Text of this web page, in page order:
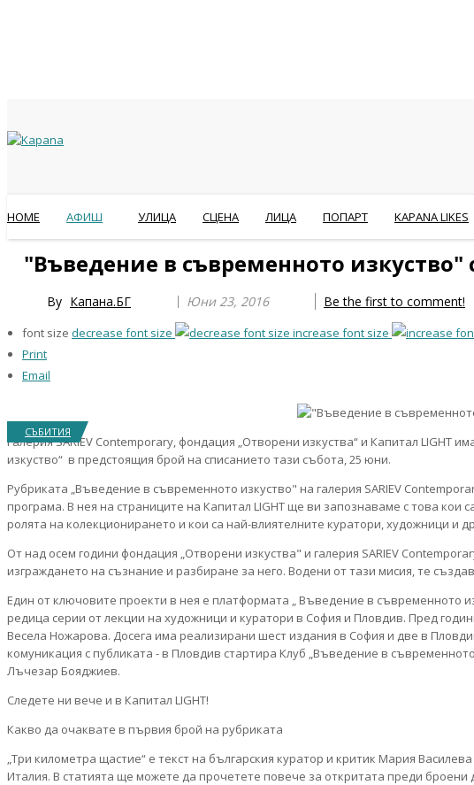
HOME АФИШ УЛИЦА СЦЕНА ЛИЦА ПОПАРТ KAPANA LIKES
"Въведение в съвременното изкуство"
By Капана.БГ Юни 23, 2016 Be the first to comment!
font size decrease font size
increase font size
Print
Email
СЪБИТИЯ
Галерия SARIEV Contemporary, фондация „Отворени изкуства“ и Капитал
изкуство“ в предстоящия брой на списанието тази събота, 25 юни.
Рубриката „Въведение в съвременното изкуство" на галерия SARIEV
програма. В нея на страниците на Капитал LIGHT ще ви запознаваме с това
ролята на колекционирането и кои са най-влиятелните куратори, художници и
От над осем години фондация „Отворени изкуства" и галерия SARIEV
изграждането на съзнание и разбиране за него. Водени от тази мисия, те
Един от ключовите проекти в нея е платформата „ Въведение в съвременното
редица серии от лекции на художници и куратори в София и Пловдив. Пред
Весела Ножарова. Досега има реализирани шест издания в София и две в
комуникация с публиката - в Пловдив стартира Клуб „Въведение в
Лъчезар Бояджиев.
Следете ни вече и в Капитал LIGHT!
Какво да очаквате в първия брой на рубриката
„Три километра щастие“ е текст на българския куратор и критик Мария
Италия. В статията ще можете да прочетете повече за откритата преди
Year
Month
Year
Month